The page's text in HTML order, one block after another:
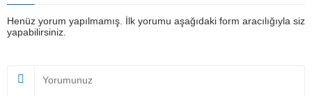
Henüz yorum yapılmamış. İlk yorumu aşağıdaki form aracılığıyla siz
yapabilirsiniz.